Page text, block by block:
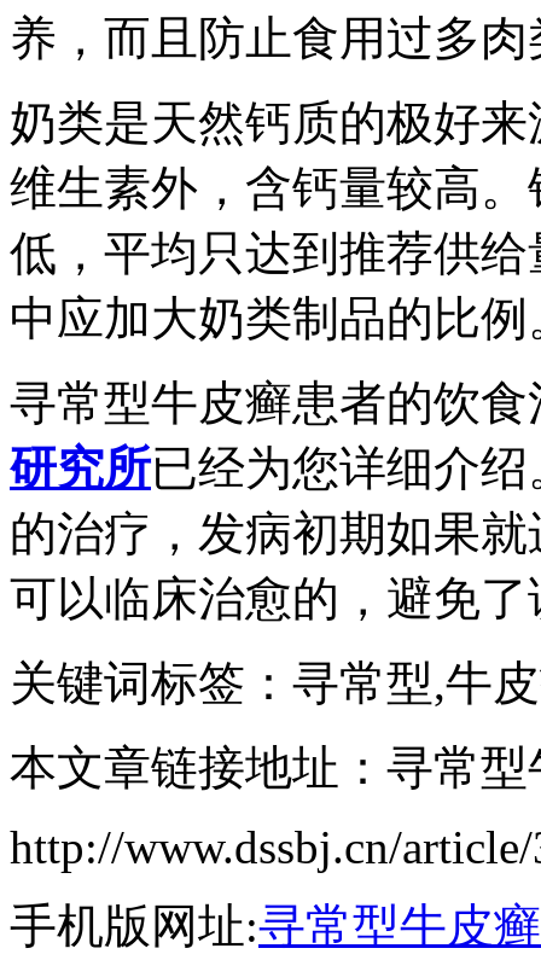
养，而且防止食用过多
奶类是天然钙质的极好
维生素外，含钙量较高
低，平均只达到推荐供
中应加大奶类制品的比例
寻常型牛皮癣患者的饮
研究所已经为您详细介
的治疗，发病初期如果
可以临床治愈的，避免
关键词标签：寻常型,牛
本文章链接地址：寻常
http://www.dssbj.cn/
手机版网址:寻常型牛皮